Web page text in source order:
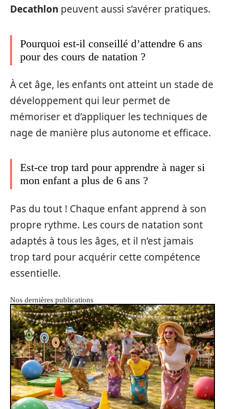
Decathlon peuvent aussi s’avérer pratiques.
Pourquoi est-il conseillé d’attendre 6 ans
pour des cours de natation ?
À cet âge, les enfants ont atteint un stade de
développement qui leur permet de
mémoriser et d’appliquer les techniques de
nage de manière plus autonome et efficace.
Est-ce trop tard pour apprendre à nager si
mon enfant a plus de 6 ans ?
Pas du tout ! Chaque enfant apprend à son
propre rythme. Les cours de natation sont
adaptés à tous les âges, et il n’est jamais
trop tard pour acquérir cette compétence
essentielle.
Nos dernières publications